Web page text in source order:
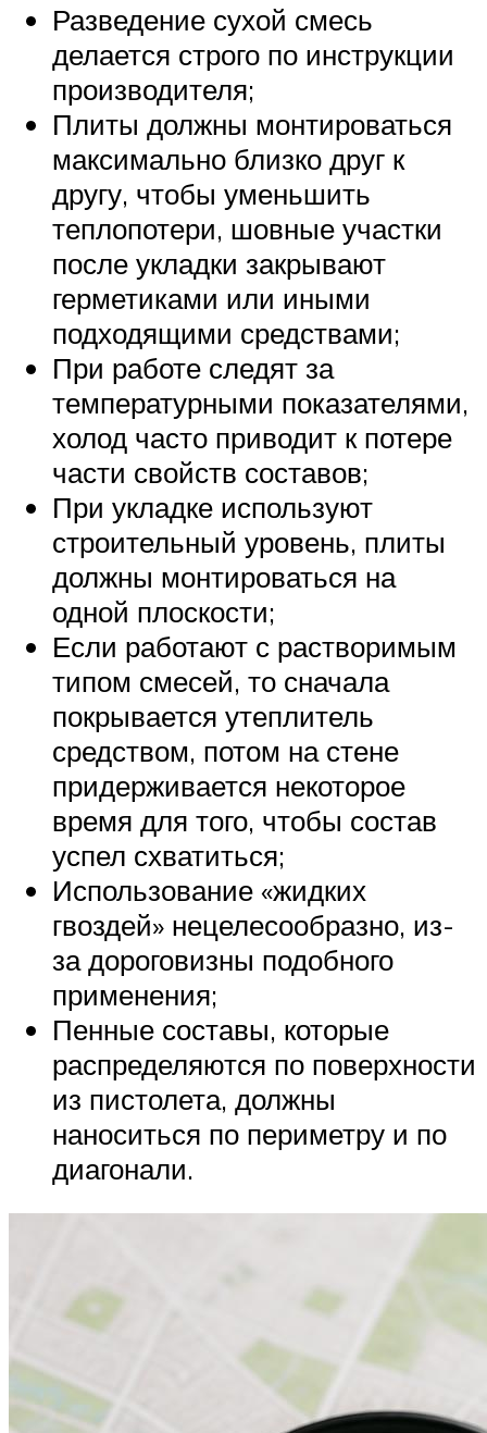
Разведение сухой смесь
делается строго по инструкции
производителя;
Плиты должны монтироваться
максимально близко друг к
другу, чтобы уменьшить
теплопотери, шовные участки
после укладки закрывают
герметиками или иными
подходящими средствами;
При работе следят за
температурными показателями,
холод часто приводит к потере
части свойств составов;
При укладке используют
строительный уровень, плиты
должны монтироваться на
одной плоскости;
Если работают с растворимым
типом смесей, то сначала
покрывается утеплитель
средством, потом на стене
придерживается некоторое
время для того, чтобы состав
успел схватиться;
Использование «жидких
гвоздей» нецелесообразно, из-
за дороговизны подобного
применения;
Пенные составы, которые
распределяются по поверхности
из пистолета, должны
наноситься по периметру и по
диагонали.